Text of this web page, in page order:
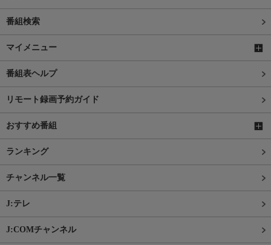
番組検索
マイメニュー
番組表ヘルプ
リモート録画予約ガイド
おすすめ番組
ランキング
チャンネル一覧
J:テレ
J:COMチャンネル